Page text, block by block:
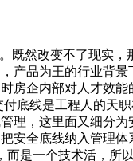
既然改变不了现实
产品为王的行业背
房企内部对人才效
底线是工程人的天职
，这里面又细分为
安全底线纳入管理
是一个技术活，所